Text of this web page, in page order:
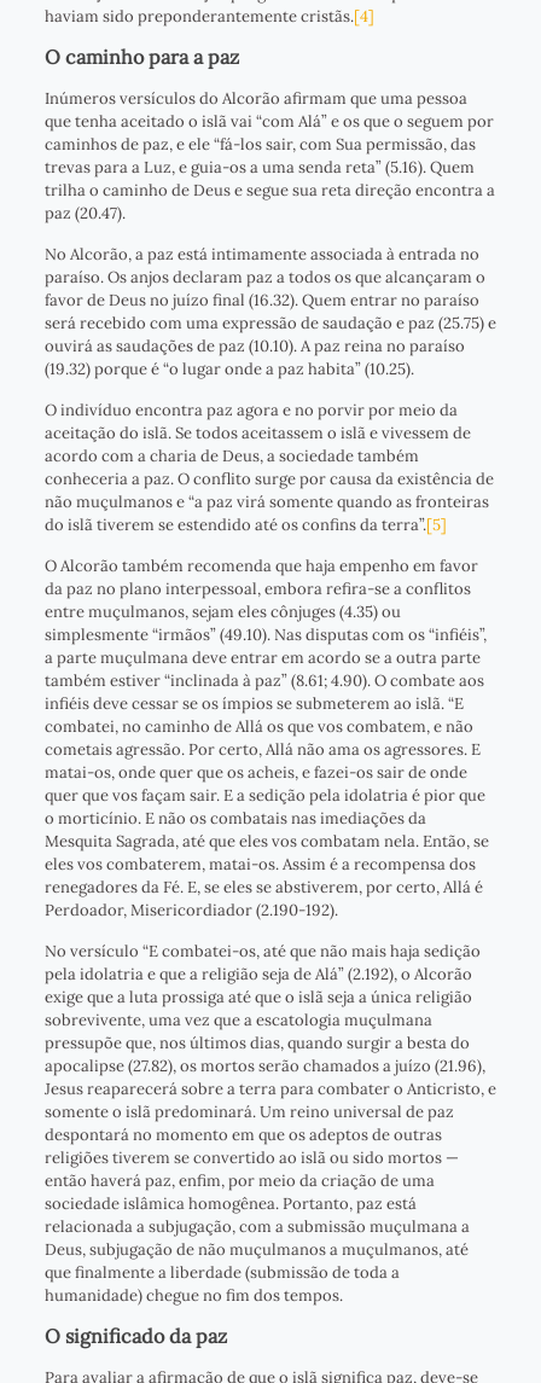
haviam sido preponderantemente cristãs.[4]
O caminho para a paz
Inúmeros versículos do Alcorão afirmam que uma pessoa
que tenha aceitado o islã vai “com Alá” e os que o seguem por
caminhos de paz, e ele “fá-los sair, com Sua permissão, das
trevas para a Luz, e guia-os a uma senda reta” (5.16). Quem
trilha o caminho de Deus e segue sua reta direção encontra a
paz (20.47).
No Alcorão, a paz está intimamente associada à entrada no
paraíso. Os anjos declaram paz a todos os que alcançaram o
favor de Deus no juízo final (16.32). Quem entrar no paraíso
será recebido com uma expressão de saudação e paz (25.75) e
ouvirá as saudações de paz (10.10). A paz reina no paraíso
(19.32) porque é “o lugar onde a paz habita” (10.25).
O indivíduo encontra paz agora e no porvir por meio da
aceitação do islã. Se todos aceitassem o islã e vivessem de
acordo com a charia de Deus, a sociedade também
conheceria a paz. O conflito surge por causa da existência de
não muçulmanos e “a paz virá somente quando as fronteiras
do islã tiverem se estendido até os confins da terra”.[5]
O Alcorão também recomenda que haja empenho em favor
da paz no plano interpessoal, embora refira-se a conflitos
entre muçulmanos, sejam eles cônjuges (4.35) ou
simplesmente “irmãos” (49.10). Nas disputas com os “infiéis”,
a parte muçulmana deve entrar em acordo se a outra parte
também estiver “inclinada à paz” (8.61; 4.90). O combate aos
infiéis deve cessar se os ímpios se submeterem ao islã. “E
combatei, no caminho de Allá os que vos combatem, e não
cometais agressão. Por certo, Allá não ama os agressores. E
matai-os, onde quer que os acheis, e fazei-os sair de onde
quer que vos façam sair. E a sedição pela idolatria é pior que
o morticínio. E não os combatais nas imediações da
Mesquita Sagrada, até que eles vos combatam nela. Então, se
eles vos combaterem, matai-os. Assim é a recompensa dos
renegadores da Fé. E, se eles se abstiverem, por certo, Allá é
Perdoador, Misericordiador (2.190-192).
No versículo “E combatei-os, até que não mais haja sedição
pela idolatria e que a religião seja de Alá” (2.192), o Alcorão
exige que a luta prossiga até que o islã seja a única religião
sobrevivente, uma vez que a escatologia muçulmana
pressupõe que, nos últimos dias, quando surgir a besta do
apocalipse (27.82), os mortos serão chamados a juízo (21.96),
Jesus reaparecerá sobre a terra para combater o Anticristo, e
somente o islã predominará. Um reino universal de paz
despontará no momento em que os adeptos de outras
religiões tiverem se convertido ao islã ou sido mortos —
então haverá paz, enfim, por meio da criação de uma
sociedade islâmica homogênea. Portanto, paz está
relacionada a subjugação, com a submissão muçulmana a
Deus, subjugação de não muçulmanos a muçulmanos, até
que finalmente a liberdade (submissão de toda a
humanidade) chegue no fim dos tempos.
O significado da paz
Para avaliar a afirmação de que o islã significa paz, deve-se